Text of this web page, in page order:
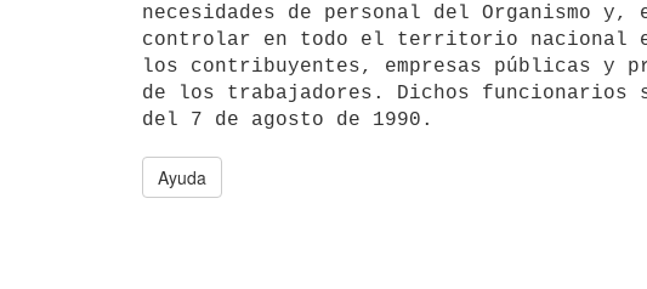
necesidades de personal del Organismo
controlar en todo el territorio nacional
los contribuyentes, empresas públicas
de los trabajadores. Dichos funcionarios
Ayuda